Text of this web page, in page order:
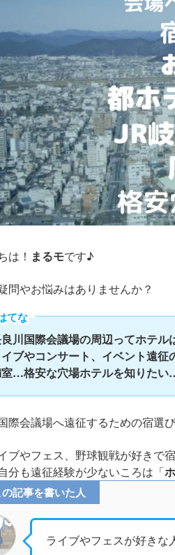
は！ まるモです♪
問やお悩みはありませんか？
てな
良川国際会議場の周辺ってホテル
イブやコンサート、イベント遠
室…格安な穴場ホテルを知りた
際会議場へ遠征するための宿選
ブやフェス、野球観戦が好きで
分も遠征経験が少ないころは「
の記事を書いた人
ライブやフェスが好きな